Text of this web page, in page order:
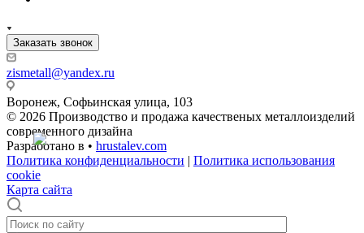
Заказать звонок
zismetall@yandex.ru
Воронеж, Софьинская улица, 103
© 2026 Производство и продажа качественых металлоизделий
современного дизайна
Разработано в • hrustalev.com
Политика конфиденциальности | Политика использования
cookie
Карта сайта